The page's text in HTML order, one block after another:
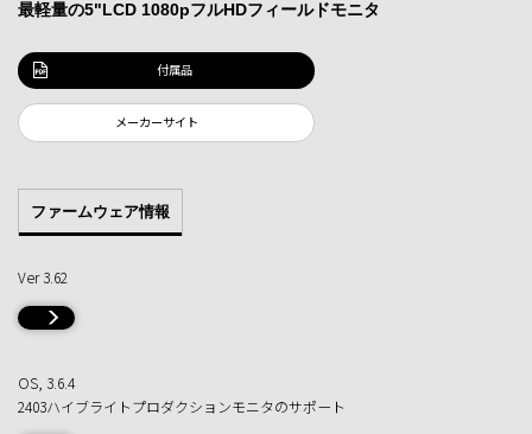
最軽量の5"LCD 1080pフルHDフィールドモニタ
付属品
メーカーサイト
ファームウェア情報
Ver 3.62
OS, 3.6.4
2403ハイブライトプロダクションモニタのサポート